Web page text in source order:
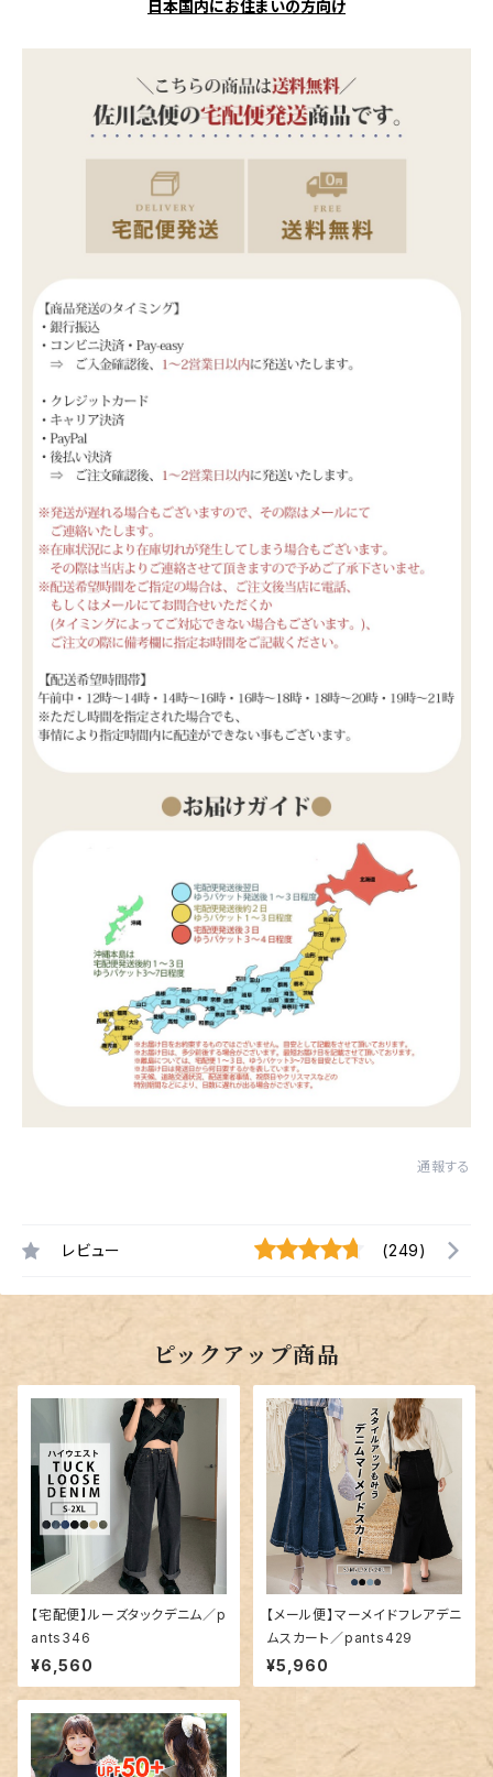
日本国内にお住まいの方向け
通報する
レビュー (249)
ピックアップ商品
【宅配便】ルーズタックデニム／p
ants346
¥6,560
【メール便】マーメイドフレアデニ
ムスカート／pants429
¥5,960